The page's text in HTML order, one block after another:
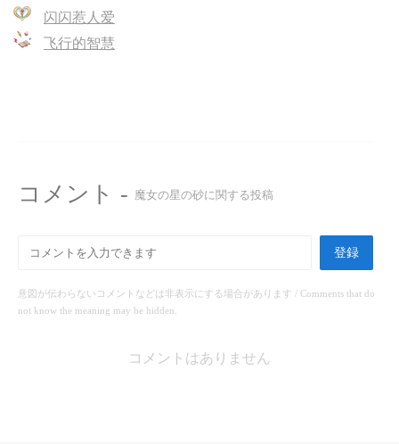
闪闪惹人爱
飞行的智慧
コメント - 魔女の星の砂に関する投稿
登録
意図が伝わらないコメントなどは非表示にする場合があります / Comments that do
not know the meaning may be hidden.
コメントはありません